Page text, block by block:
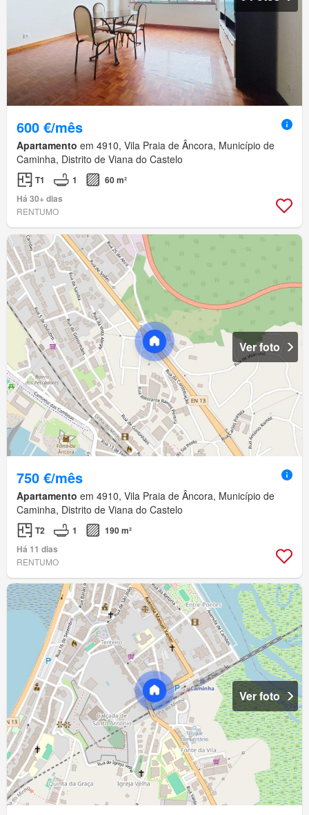
600 €/mês
Apartamento em 4910, Vila Praia de Âncora, Município de
Caminha, Distrito de Viana do Castelo
T1 1
60 m²
Há 30+ dias
RENTUMO
Ver foto
750 €/mês
Apartamento em 4910, Vila Praia de Âncora, Município de
Caminha, Distrito de Viana do Castelo
T2 1
190 m²
Há 11 dias
RENTUMO
Ver foto